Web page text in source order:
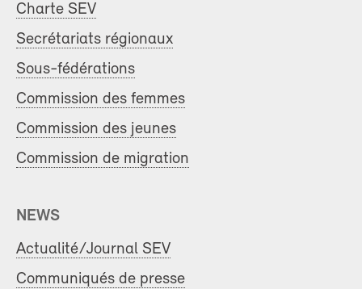
Charte SEV
Secrétariats régionaux
Sous-fédérations
Commission des femmes
Commission des jeunes
Commission de migration
NEWS
Actualité/Journal SEV
Communiqués de presse